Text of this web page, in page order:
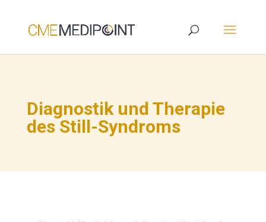
Diagnostik und Therapie
des Still-Syndroms